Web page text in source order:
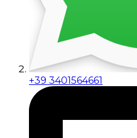
+39 3401564661